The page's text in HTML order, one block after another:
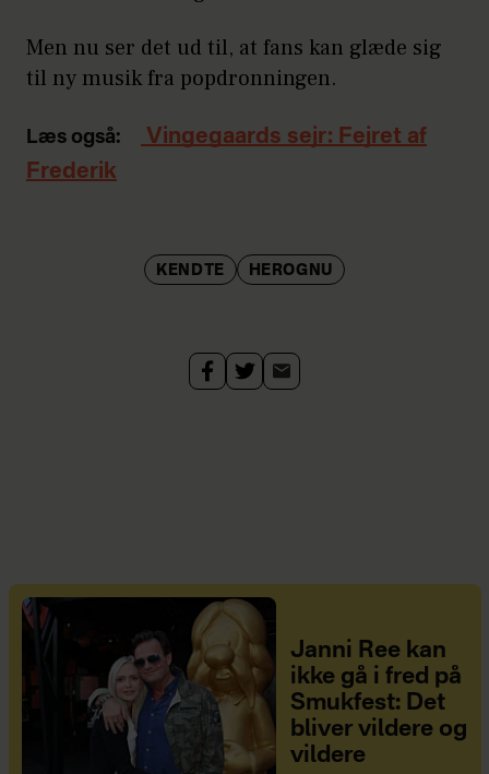
Men nu ser det ud til, at fans kan glæde sig
til ny musik fra popdronningen.
Læs også:
Vingegaards sejr: Fejret af
Frederik
KENDTE HEROGNU
Janni Ree kan
ikke gå i fred på
Smukfest: Det
bliver vildere og
vildere